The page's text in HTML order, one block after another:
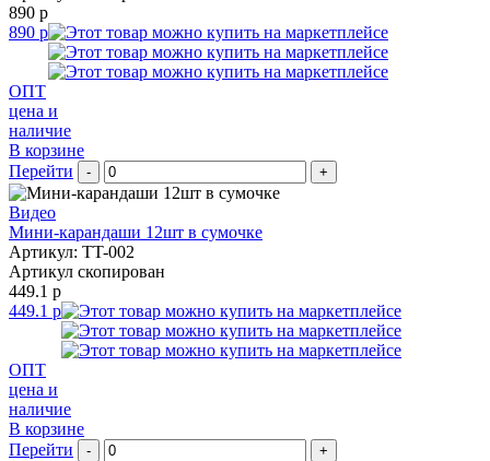
890 р
890 р
ОПТ
цена и
наличие
В корзине
Перейти
- +
Видео
Мини-карандаши 12шт в сумочке
Артикул: TT-002
Артикул скопирован
449.1 р
449.1 р
ОПТ
цена и
наличие
В корзине
Перейти
- +